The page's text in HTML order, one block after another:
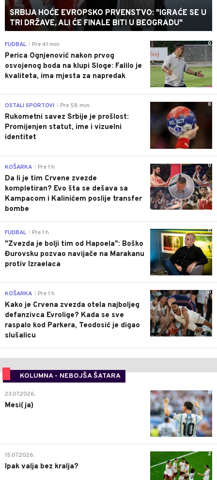
SRBIJA HOĆE EVROPSKO PRVENSTVO: "IGRAĆE SE U
TRI DRŽAVE, ALI ĆE FINALE BITI U BEOGRADU"
0
FUDBAL Pre 41 min
Perica Ognjenović nakon prvog
osvojenog boda na klupi Sloge: Falilo je
kvaliteta, ima mjesta za napredak
0
OSTALI SPORTOVI Pre 58 min
Rukometni savez Srbije je prošlost:
Promijenjen statut, ime i vizuelni
identitet
0
KOŠARKA Pre 1 h
Da li je tim Crvene zvezde
kompletiran? Evo šta se dešava sa
Kampacom i Kalinićem poslije transfer
bombe
0
FUDBAL Pre 1 h
"Zvezda je bolji tim od Hapoela": Boško
Đurovsku pozvao navijače na Marakanu
protiv Izraelaca
0
KOŠARKA Pre 1 h
Kako je Crvena zvezda otela najboljeg
defanzivca Evrolige? Kada se sve
raspalo kod Parkera, Teodosić je digao
slušalicu
KOLUMNA - NEBOJŠA ŠATARA
0
23.07.2026.
Mesi(ja)
2
15.07.2026.
Ipak valja bez kralja?